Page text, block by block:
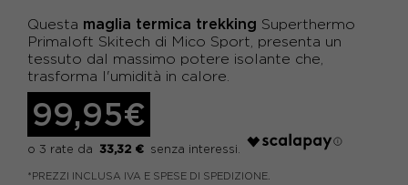
Questa maglia termica trekking Superthermo
Primaloft Skitech di Mico Sport, presenta un
tessuto dal massimo potere isolante che,
trasforma l'umidità in calore.
99,95€
33,32 €
*PREZZI INCLUSA IVA E SPESE DI SPEDIZIONE.